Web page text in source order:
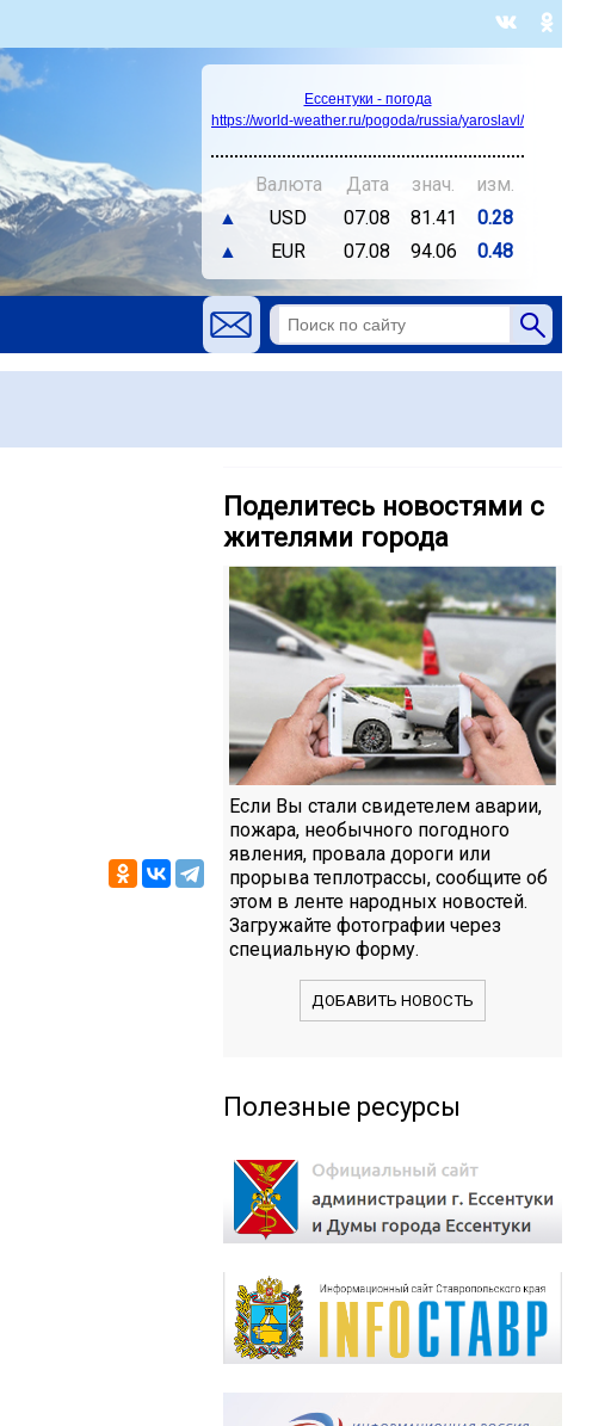
Ессентуки - погода
https://world-weather.ru/pogoda/russia/yaroslavl/
Валюта Дата знач.
изм.
▲
USD 07.08 81.41
0.28
▲
EUR 07.08 94.06 0.48
Поделитесь новостями с
жителями города
Если Вы стали свидетелем аварии,
пожара, необычного погодного
явления, провала дороги или
прорыва теплотрассы, сообщите об
этом в ленте народных новостей.
Загружайте фотографии через
специальную форму.
ДОБАВИТЬ НОВОСТЬ
Полезные ресурсы